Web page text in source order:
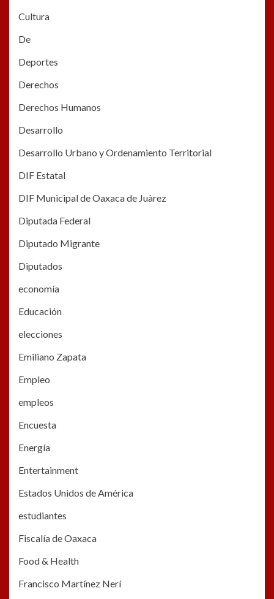
Cultura
De
Deportes
Derechos
Derechos Humanos
Desarrollo
Desarrollo Urbano y Ordenamiento Territorial
DIF Estatal
DIF Municipal de Oaxaca de Juàrez
Diputada Federal
Diputado Migrante
Diputados
economía
Educación
elecciones
Emiliano Zapata
Empleo
empleos
Encuesta
Energía
Entertainment
Estados Unidos de América
estudiantes
Fiscalía de Oaxaca
Food & Health
Francisco Martínez Nerí